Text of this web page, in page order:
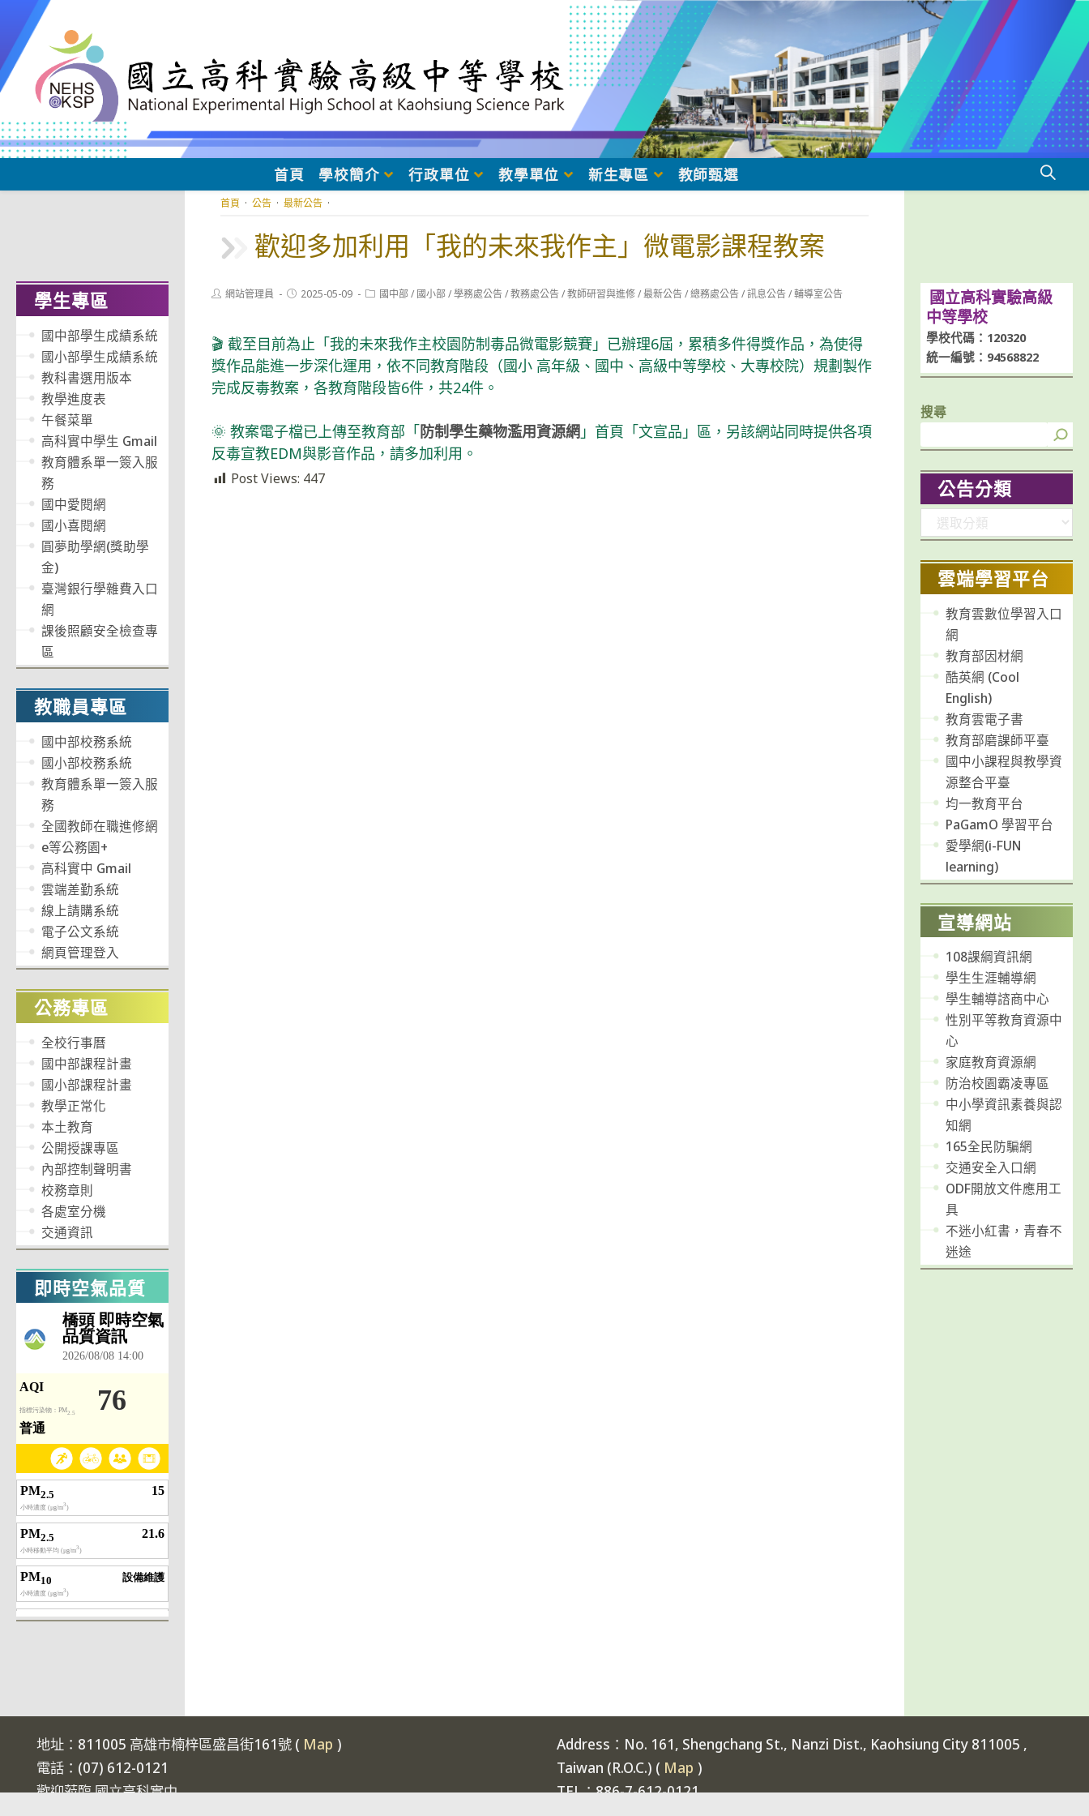
至
主
要
容
首頁 學校簡介 行政單位 教學單位 新生專區 教師甄選
歡迎多加利用「我的未來我作主」微電影課程教案
首頁 · 公告 · 最新公告 ·
Post網站管理員
Post2025-05-09
Post國中部 / 國小部 / 學務處公告 / 教務處公告 / 教師研習與進修 / 最新公告 / 總務處公告 / 訊息公告 / 輔導室公告
🎬 截至目前為止「我的未來我作主校園防制毒品微電影競賽」已辦理6屆，累積多件得獎作品，為使得
獎作品能進一步深化運用，依不同教育階段（國小 高年級、國中、高級中等學校、大專校院）規劃製作
完成反毒教案，各教育階段皆6件，共24件。
🌞 教案電子檔已上傳至教育部「防制學生藥物濫用資源網 」首頁「文宣品」區，另該網站同時提供各項
反毒宣教EDM與影音作品，請多加利用。
Post Views: 447
學生專區
國中部學生成績系統
國小部學生成績系統
教科書選用版本
教學進度表
午餐菜單
高科實中學生 Gmail
教育體系單一簽入服
務
國中愛閱網
國小喜閱網
圓夢助學網(獎助學
金)
臺灣銀行學雜費入口
網
課後照顧安全檢查專
區
教職員專區
國中部校務系統
國小部校務系統
教育體系單一簽入服
務
全國教師在職進修網
e等公務園+
高科實中 Gmail
雲端差勤系統
線上請購系統
電子公文系統
網頁管理登入
公務專區
全校行事曆
國中部課程計畫
國小部課程計畫
教學正常化
本土教育
公開授課專區
內部控制聲明書
校務章則
各處室分機
交通資訊
即時空氣品質
國立高科實驗高級
中等學校
學校代碼：120320
統一編號：94568822
搜尋
公告分類
類
雲端學習平台
教育雲數位學習入口
網
教育部因材網
酷英網 (Cool
English)
教育雲電子書
教育部磨課師平臺
國中小課程與教學資
源整合平臺
均一教育平台
PaGamO 學習平台
愛學網(i-FUN
learning)
宣導網站
108課綱資訊網
學生生涯輔導網
學生輔導諮商中心
性別平等教育資源中
心
家庭教育資源網
防治校園霸凌專區
中小學資訊素養與認
知網
165全民防騙網
交通安全入口網
ODF開放文件應用工
具
不迷小紅書，青春不
迷途
地址：811005 高雄市楠梓區盛昌街161號 ( Map )
電話：(07) 612-0121
歡迎蒞臨 國立高科實中
Address：No. 161, Shengchang St., Nanzi Dist., Kaohsiung City 811005 ,
Taiwan (R.O.C.) ( Map )
TEL：886-7-612-0121